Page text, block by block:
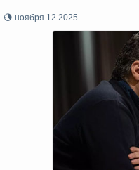
ноября 12 2025